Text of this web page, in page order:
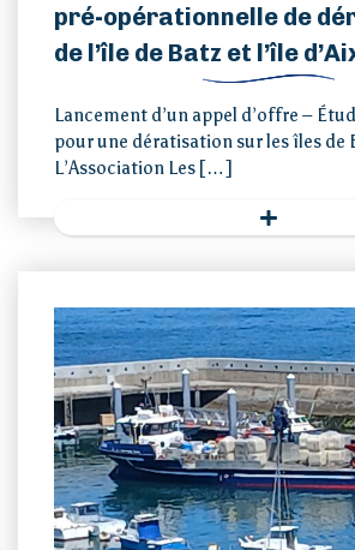
pré-opérationnelle de
de l’île de Batz et l’île
Lancement d’un appel d’offre –
pour une dératisation sur les îles de
L’Association Les […]